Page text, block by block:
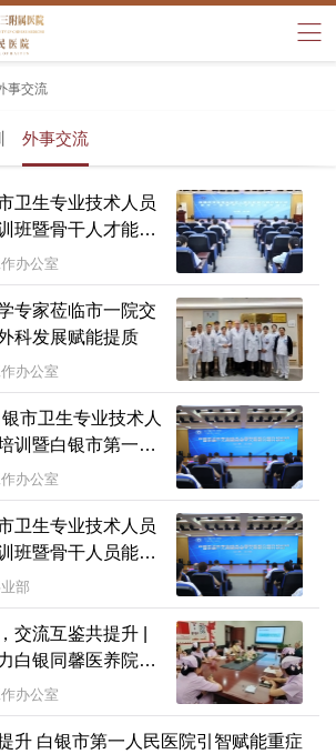
事交流
外事交流
卫生专业技术人员
班暨骨干人才能力
办公室
专家莅临市一院交
科发展赋能提质
办公室
市卫生专业技术人
训暨白银市第一人
力提升培训班
办公室
卫生专业技术人员
班暨骨干人员能力
部
交流互鉴共提升 |
白银同馨医养院老
办公室
升 白银市第一人民医院引智赋能重症